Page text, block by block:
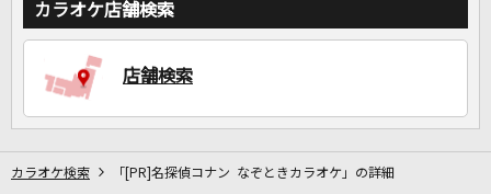
カラオケをもっと楽しもう！
カラオケ店舗検索
店舗検索
カラオケ検索 「[PR]名探偵コナン なぞときカラオケ」の詳細